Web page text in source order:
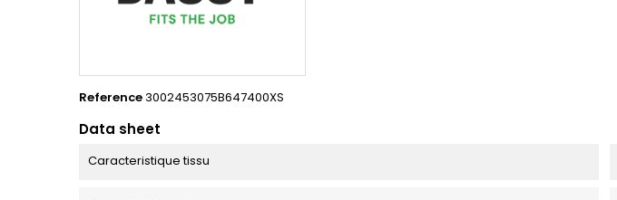
Reference3002453075B647400XS
Data sheet
Caracteristique tissu